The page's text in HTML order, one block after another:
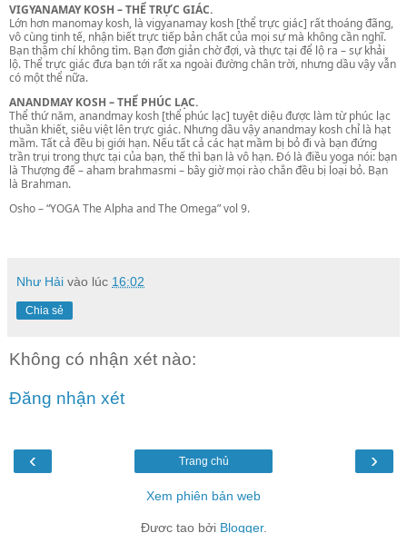
VIGYANAMAY KOSH – THỂ TRỰC GIÁC.
Lớn hơn manomay kosh, là vigyanamay kosh [thể trực giác] rất thoáng đãng,
vô cùng tinh tế, nhận biết trực tiếp bản chất của mọi sự mà không cần nghĩ.
Bạn thậm chí không tìm. Bạn đơn giản chờ đợi, và thực tại để lộ ra – sự khải
lộ. Thể trực giác đưa bạn tới rất xa ngoài đường chân trời, nhưng dầu vậy vẫn
có một thể nữa.
ANANDMAY KOSH – THỂ PHÚC LẠC.
Thể thứ năm, anandmay kosh [thể phúc lạc] tuyệt diệu được làm từ phúc lạc
thuần khiết, siêu việt lên trực giác. Nhưng dầu vậy anandmay kosh chỉ là hạt
mầm. Tất cả đều bị giới hạn. Nếu tất cả các hạt mầm bị bỏ đi và bạn đứng
trần trụi trong thực tại của bạn, thế thì bạn là vô hạn. Đó là điều yoga nói: bạn
là Thượng đế – aham brahmasmi – bây giờ mọi rào chắn đều bị loại bỏ. Bạn
là Brahman.
Osho – “YOGA The Alpha and The Omega” vol 9.
Như Hải vào lúc 16:02
Chia sẻ
Không có nhận xét nào:
Đăng nhận xét
‹ ›
Trang chủ
Xem phiên bản web
Được tạo bởi Blogger.